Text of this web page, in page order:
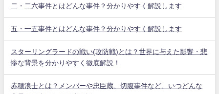
二・二六事件とはどんな事件？分かりやすく解説します
五・一五事件とはどんな事件？分かりやすく解説します
スターリングラードの戦い(攻防戦)とは？世界に与えた影響・悲
惨な背景を分かりやすく徹底解説！
赤穂浪士とは？メンバーや忠臣蔵、切腹事件など、いつどんな